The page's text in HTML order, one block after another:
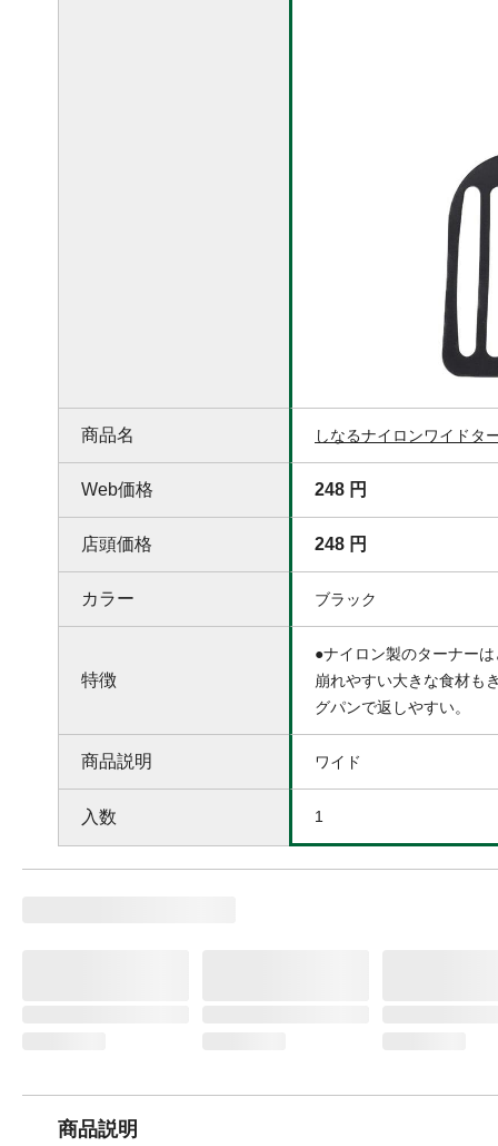
商品名 しなるナイロンワイドタ
Web価格 248 円
店頭価格 248 円
カラー ブラック
特徴
●ナイロン製のターナー
崩れやすい大きな食材も
グパンで返しやすい。
商品説明 ワイド
入数 1
商品説明